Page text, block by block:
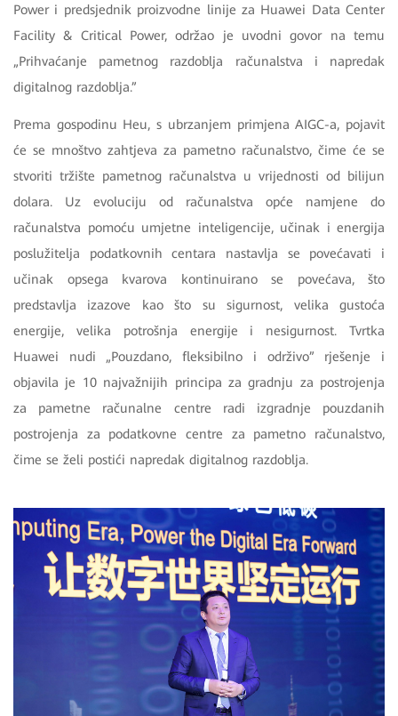
Power i predsjednik proizvodne linije za Huawei Data Center
Facility & Critical Power, održao je uvodni govor na temu
„Prihvaćanje pametnog razdoblja računalstva i napredak
digitalnog razdoblja.”
Prema gospodinu Heu, s ubrzanjem primjena AIGC-a, pojavit
će se mnoštvo zahtjeva za pametno računalstvo, čime će se
stvoriti tržište pametnog računalstva u vrijednosti od bilijun
dolara. Uz evoluciju od računalstva opće namjene do
računalstva pomoću umjetne inteligencije, učinak i energija
poslužitelja podatkovnih centara nastavlja se povećavati i
učinak opsega kvarova kontinuirano se povećava, što
predstavlja izazove kao što su sigurnost, velika gustoća
energije, velika potrošnja energije i nesigurnost. Tvrtka
Huawei nudi „Pouzdano, fleksibilno i održivo” rješenje i
objavila je 10 najvažnijih principa za gradnju za postrojenja
za pametne računalne centre radi izgradnje pouzdanih
postrojenja za podatkovne centre za pametno računalstvo,
čime se želi postići napredak digitalnog razdoblja.